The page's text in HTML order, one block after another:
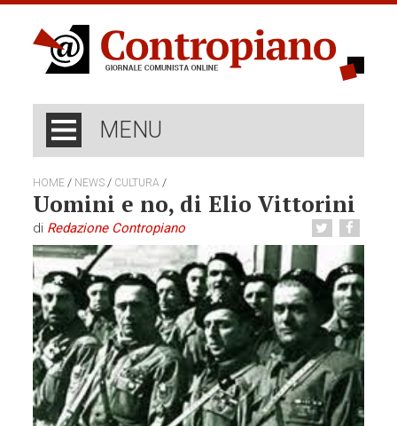
MENU
HOME / NEWS / CULTURA /
Uomini e no, di Elio Vittorini
di Redazione Contropiano